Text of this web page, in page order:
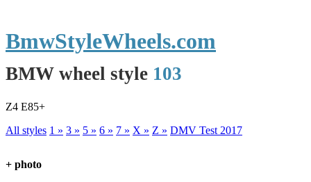
BMW wheel style 103
Z4 E85+
All styles 1 » 3 » 5 » 6 » 7 » X » Z » DMV Test 2017
BmwStyleWheels.com
+ photo